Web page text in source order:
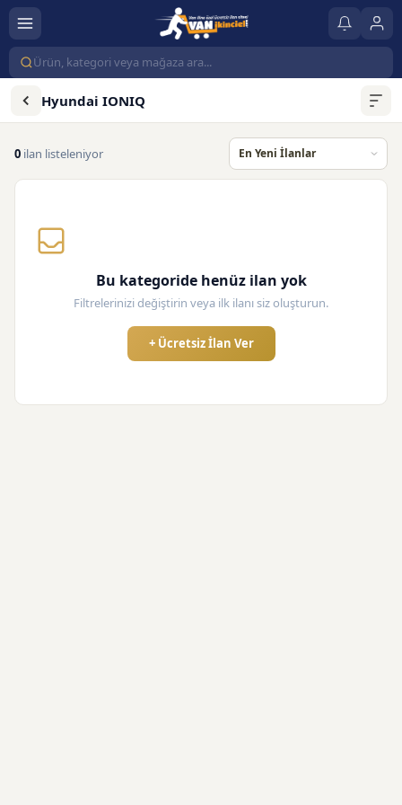
Hyundai IONIQ
0 ilan listeleniyor
Bu kategoride henüz ilan yok
Filtrelerinizi değiştirin veya ilk ilanı siz oluşturun.
+ Ücretsiz İlan Ver